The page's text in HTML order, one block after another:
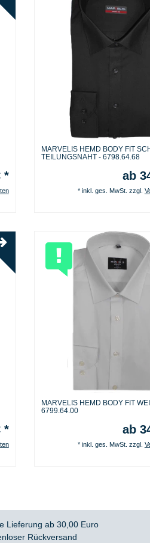
*
MARVELIS HEMD BODY FIT
TEILUNGSNAHT - 6798.64.68
ab
* inkl. ges. MwSt. zzgl.
*
MARVELIS HEMD BODY FIT
6799.64.00
ab
* inkl. ges. MwSt. zzgl.
Lieferung ab 30,00 Euro
Rückversand